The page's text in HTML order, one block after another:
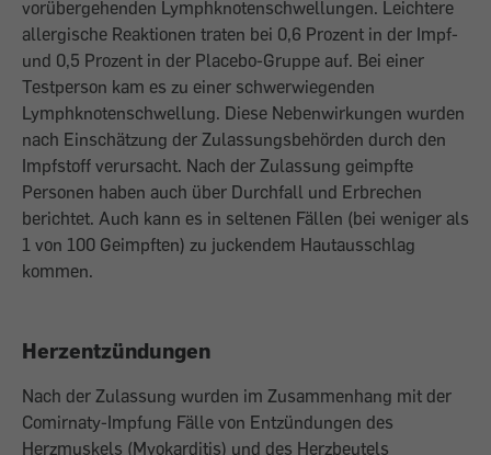
vorübergehenden Lymphknotenschwellungen. Leichtere
allergische Reaktionen traten bei 0,6 Prozent in der Impf-
und 0,5 Prozent in der Placebo-Gruppe auf. Bei einer
Testperson kam es zu einer schwerwiegenden
Lymphknotenschwellung. Diese Nebenwirkungen wurden
nach Einschätzung der Zulassungsbehörden durch den
Impfstoff verursacht. Nach der Zulassung geimpfte
Personen haben auch über Durchfall und Erbrechen
berichtet. Auch kann es in seltenen Fällen (bei weniger als
1 von 100 Geimpften) zu juckendem Hautausschlag
kommen.
Herzentzündungen
Nach der Zulassung wurden im Zusammenhang mit der
Comirnaty-Impfung Fälle von Entzündungen des
Herzmuskels (Myokarditis) und des Herzbeutels